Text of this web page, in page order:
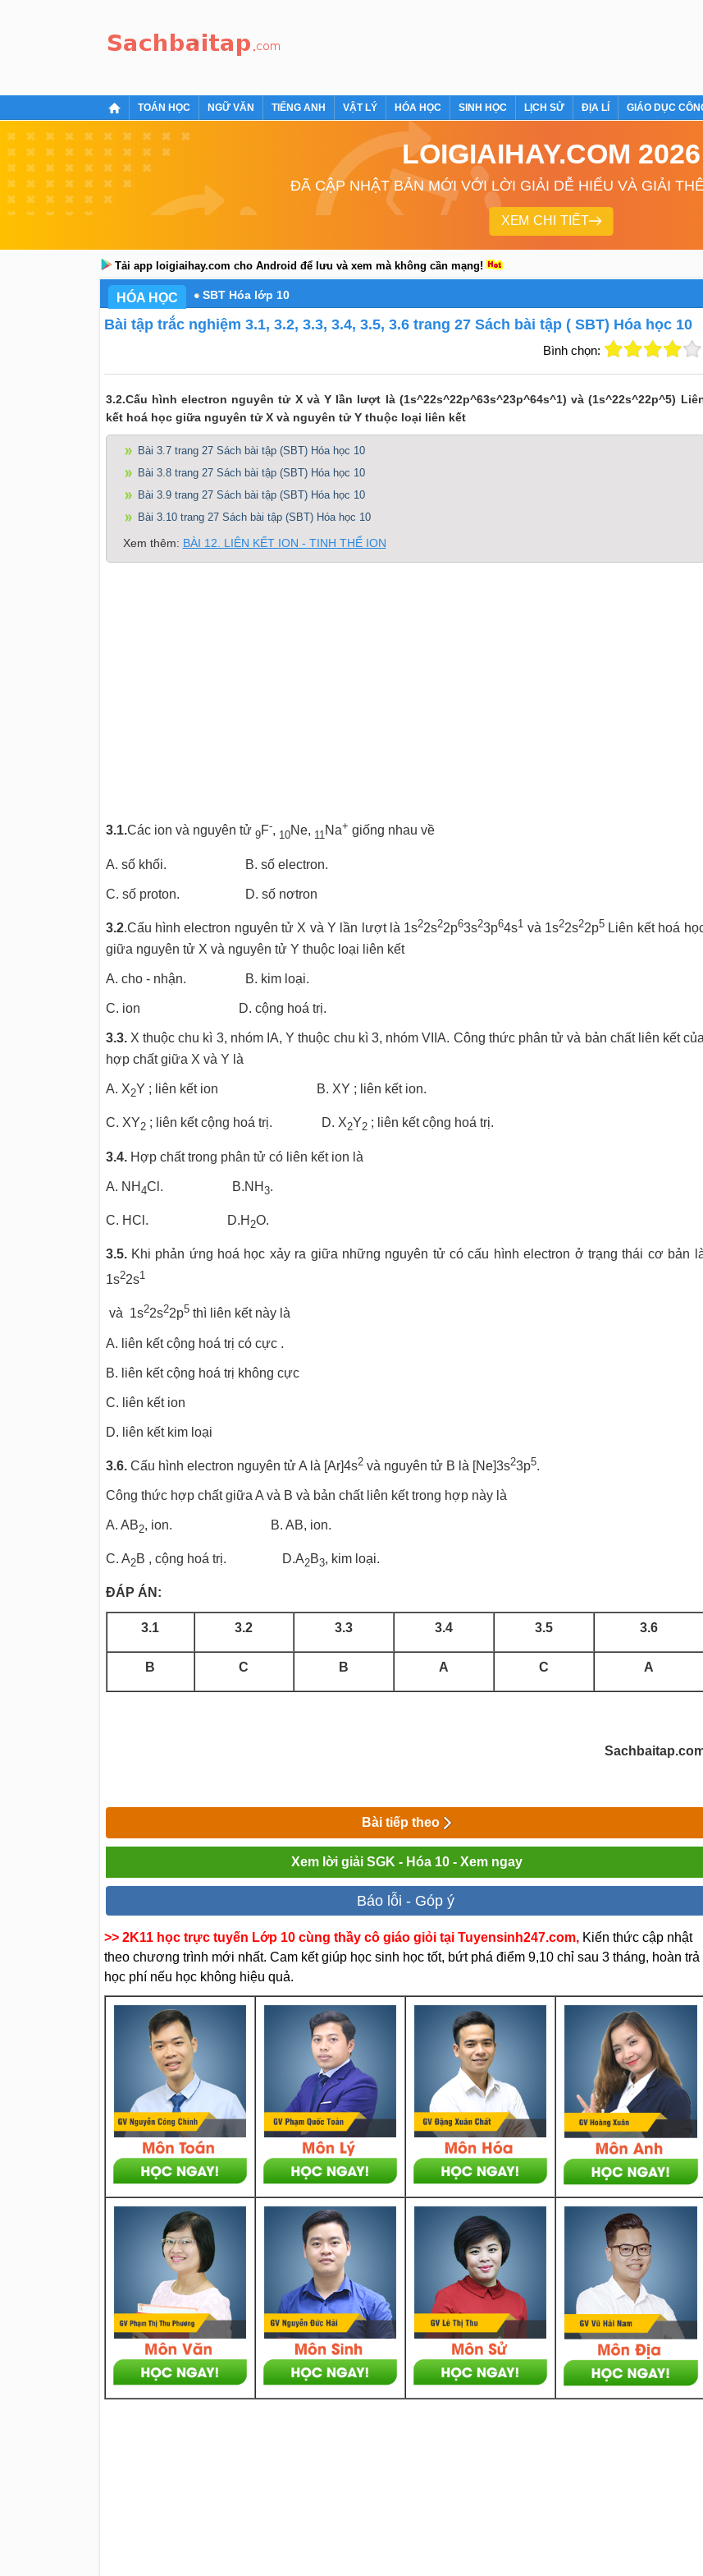
TOÁN HỌC NGỮ VĂN TIẾNG ANH VẬT LÝ HÓA HỌC SINH HỌC LỊCH SỬ ĐỊA LÍ GIÁO DỤC
LOIGIAIHAY.COM 2026
ĐÃ CẬP NHẬT BẢN MỚI VỚI LỜI GIẢI DỄ HIỂU VÀ GIẢI
XEM CHI TIẾT
Tải app loigiaihay.com cho Android để lưu và xem mà không cần mạng!
HÓA HỌC SBT Hóa lớp 10
Bài tập trắc nghiệm 3.1, 3.2, 3.3, 3.4, 3.5, 3.6 trang 27 Sách bài tập ( SBT) Hóa học 10
Bình chọn:
3.2.Cấu hình electron nguyên tử X và Y lần lượt là (1s^22s^22p^63s^23p^64s^1) và (1s^22s^22p^5)
kết hoá học giữa nguyên tử X và nguyên tử Y thuộc loại liên kết
Bài 3.7 trang 27 Sách bài tập (SBT) Hóa học 10
Bài 3.8 trang 27 Sách bài tập (SBT) Hóa học 10
Bài 3.9 trang 27 Sách bài tập (SBT) Hóa học 10
Bài 3.10 trang 27 Sách bài tập (SBT) Hóa học 10
Xem thêm: BÀI 12. LIÊN KẾT ION - TINH THỂ ION
3.1.Các ion và nguyên tử 9F-, 10Ne, 11 Na+ giống nhau về
A. số khối. B. số electron.
C. số proton. D. số nơtron
3.2.Cấu hình electron nguyên tử X và Y lần lượt là 1s22s22p63s23p64s1 và 1s22s22p5 Liên kết hoá
giữa nguyên tử X và nguyên tử Y thuộc loại liên kết
A. cho - nhận. B. kim loại.
C. ion D. cộng hoá trị.
3.3.X thuộc chu kì 3, nhóm IA, Y thuộc chu kì 3, nhóm VIIA. Công thức phân tử và bản chất liên kết của
hợp chất giữa X và Y là
A. X2Y ; liên kết ion B. XY ; liên kết ion.
C. XY2; liên kết cộng hoá trị. D. X2Y2; liên kết cộng hoá trị.
3.4.Hợp chất trong phân tử có liên kết ion là
A. NH 4Cl. B.NH 3.
C. HCl. D.H 2O.
3.5.Khi phản ứng hoá học xảy ra giữa những nguyên tử có cấu hình electron ở trạng thái cơ bản
1s22s1
và 1s22s22p5thì liên kết này là
A. liên kết cộng hoá trị có cực .
B. liên kết cộng hoá trị không cực
C. liên kết ion
D. liên kết kim loại
3.6. Cấu hình electron nguyên tử A là [Ar]4s2và nguyên tử B là [Ne]3s23p5.
Công thức hợp chất giữa A và B và bản chất liên kết trong hợp này là
A. AB2, ion. B. AB, ion.
C. A2B , cộng hoá trị. D.A2B3, kim loại.
ĐÁP ÁN:
3.1 3.2 3.3 3.4 3.5 3.6
B C B A C A
Bài tiếp theo
Xem lời giải SGK - Hóa 10 - Xem ngay
Báo lỗi - Góp ý
>> 2K11 học trực tuyến Lớp 10 cùng thầy cô giáo giỏi tại Tuyensinh247.com,Kiến thức cập nhật
theo chương trình mới nhất. Cam kết giúp học sinh học tốt, bứt phá điểm 9,10 chỉ sau 3 tháng, hoàn trả
học phí nếu học không hiệu quả.